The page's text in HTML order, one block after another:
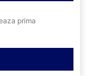
prima